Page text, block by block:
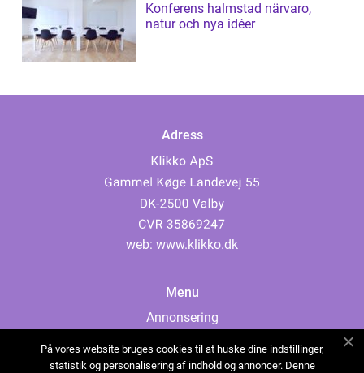
Konferens halmstad närvaro,
natur och nya idéer
Adress
web: www.klikko.dk
Menu
Annonsering
Cookies
På vores website bruges cookies til at huske dine indstillinger,
statistik og personalisering af indhold og annoncer. Denne